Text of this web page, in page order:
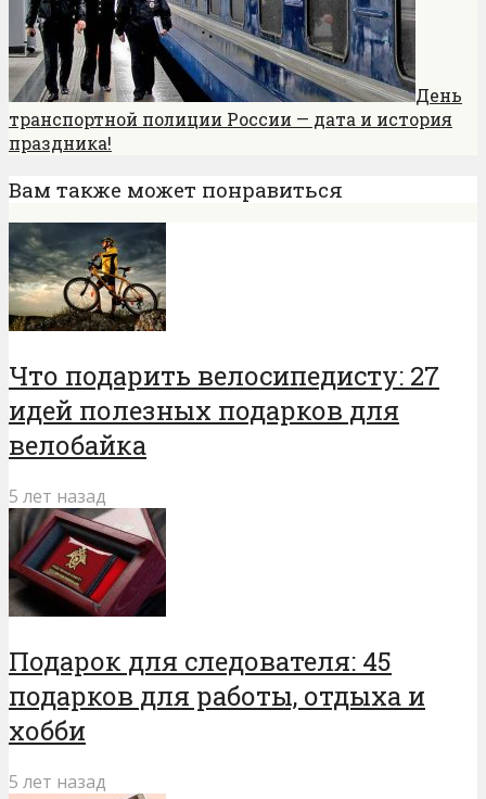
День
транспортной полиции России — дата и история
праздника!
Вам также может понравиться
Что подарить велосипедисту: 27
идей полезных подарков для
велобайка
5 лет назад
Подарок для следователя: 45
подарков для работы, отдыха и
хобби
5 лет назад